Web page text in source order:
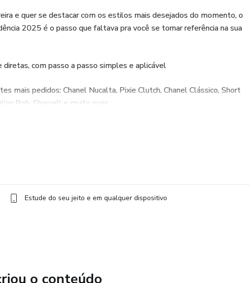
e quer se destacar com os estilos mais desejados do momento, o
2025 é o passo que faltava pra você se tornar referência na sua
diretas, com passo a passo simples e aplicável
mais pedidos: Chanel Nucalta, Pixie Clutch, Chanel Clássico, Short
Bob, Sharuell e muito mais
direto — sem enrolação, sem complicação.
Estude do seu jeito e em qualquer dispositivo
o conteúdo